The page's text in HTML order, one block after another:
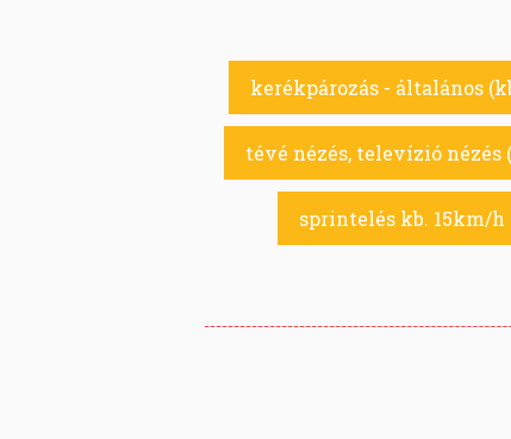
kerékpározás - általános
tévé nézés, televízió nézés
sprintelés kb. 15km/h